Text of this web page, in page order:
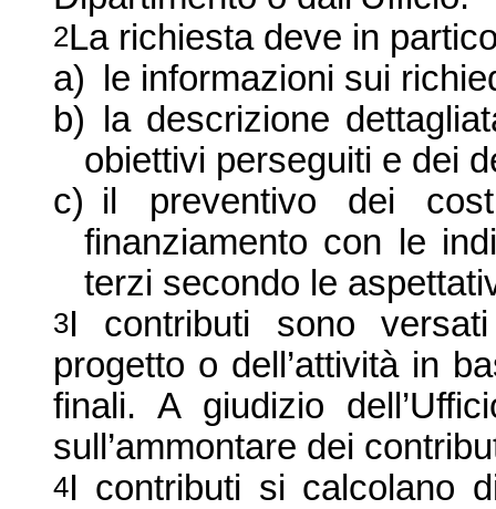
2La richiesta deve in
a)
le informazioni sui
b)
la descrizione
obiettivi perseguiti e dei
c) il preventivo dei
finanziamento con le
terzi secondo le
3I contributi sono
progetto o dell’attività in
finali. A giudizio
sull’ammontare dei
4I contributi si calcolano